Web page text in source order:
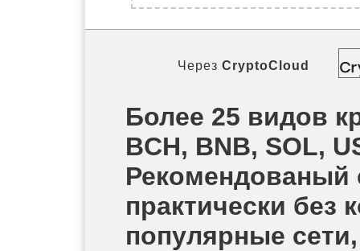
Через CryptoCloud
Более 25 видов
BCH, BNB, SOL,
Рекомендованый
практически без
популярные